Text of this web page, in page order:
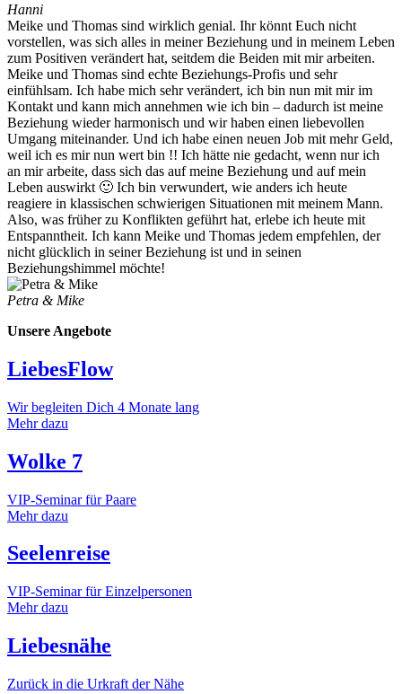
Hanni
Meike und Thomas sind wirklich genial. Ihr könnt Euch nicht
vorstellen, was sich alles in meiner Beziehung und in meinem Leben
zum Positiven verändert hat, seitdem die Beiden mit mir arbeiten.
Meike und Thomas sind echte Beziehungs-Profis und sehr
einfühlsam. Ich habe mich sehr verändert, ich bin nun mit mir im
Kontakt und kann mich annehmen wie ich bin – dadurch ist meine
Beziehung wieder harmonisch und wir haben einen liebevollen
Umgang miteinander. Und ich habe einen neuen Job mit mehr Geld,
weil ich es mir nun wert bin !! Ich hätte nie gedacht, wenn nur ich
an mir arbeite, dass sich das auf meine Beziehung und auf mein
Leben auswirkt 🙂 Ich bin verwundert, wie anders ich heute
reagiere in klassischen schwierigen Situationen mit meinem Mann.
Also, was früher zu Konflikten geführt hat, erlebe ich heute mit
Entspanntheit. Ich kann Meike und Thomas jedem empfehlen, der
nicht glücklich in seiner Beziehung ist und in seinen
Beziehungshimmel möchte!
Petra & Mike
Unsere Angebote
LiebesFlow
Wir begleiten Dich 4 Monate lang
Mehr dazu
Wolke 7
VIP-Seminar für Paare
Mehr dazu
Seelenreise
VIP-Seminar für Einzelpersonen
Mehr dazu
Liebesnähe
Zurück in die Urkraft der Nähe